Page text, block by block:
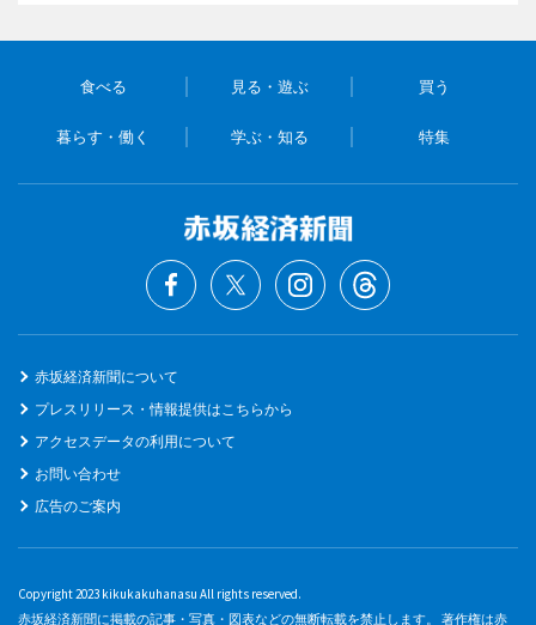
食べる 見る・遊ぶ 買う
暮らす・働く 学ぶ・知る 特集
赤坂経済新聞について
プレスリリース・情報提供はこちらから
アクセスデータの利用について
お問い合わせ
広告のご案内
Copyright 2023 kikukakuhanasu All rights reserved.
赤坂経済新聞に掲載の記事・写真・図表などの無断転載を禁止します。 著作権は赤